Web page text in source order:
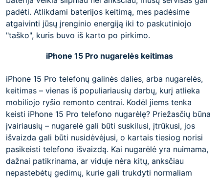
padėti. Atlikdami baterijos keitimą, mes padėsime
atgaivinti jūsų įrenginio energiją iki to paskutiniojo
"taško", kuris buvo iš karto po pirkimo.
iPhone 15 Pro nugarelės keitimas
iPhone 15 Pro telefonų galinės dalies, arba nugarelės,
keitimas – vienas iš populiariausių darbų, kurį atlieka
mobiliojo ryšio remonto centrai. Kodėl jiems tenka
keisti iPhone 15 Pro telefono nugarėlę? Priežasčių būna
įvairiausių – nugarelė gali būti suskilusi, įtrūkusi, jos
išvaizda gali būti nusidėvėjusi, o kartais tiesiog norisi
pasikeisti telefono išvaizdą. Kai nugarėlė yra nuimama,
dažnai patikrinama, ar viduje nėra kitų, anksčiau
nepastebėtų gedimų, kurie gali trukdyti normaliam